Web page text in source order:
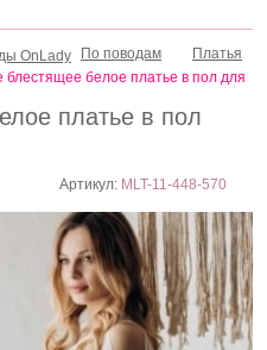
платье в пол
Артикул: MLT-11-448-570
По поводам
Платья
блестящее белое платье в пол для